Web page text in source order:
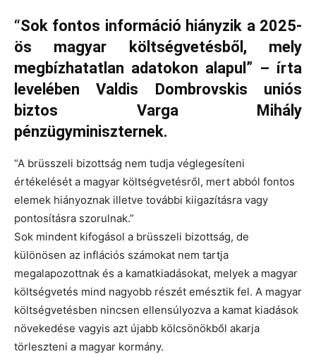
“Sok fontos információ hiányzik a 2025-
ös magyar költségvetésből, mely
megbízhatatlan adatokon alapul” – írta
levelében Valdis Dombrovskis uniós
biztos Varga Mihály
pénzügyminiszternek.
“A brüsszeli bizottság nem tudja véglegesíteni
értékelését a magyar költségvetésről, mert abból fontos
elemek hiányoznak illetve további kiigazításra vagy
pontosításra szorulnak.”
Sok mindent kifogásol a brüsszeli bizottság, de
különösen az inflációs számokat nem tartja
megalapozottnak és a kamatkiadásokat, melyek a magyar
költségvetés mind nagyobb részét emésztik fel. A magyar
költségvetésben nincsen ellensúlyozva a kamat kiadások
növekedése vagyis azt újabb kölcsönökből akarja
törleszteni a magyar kormány.